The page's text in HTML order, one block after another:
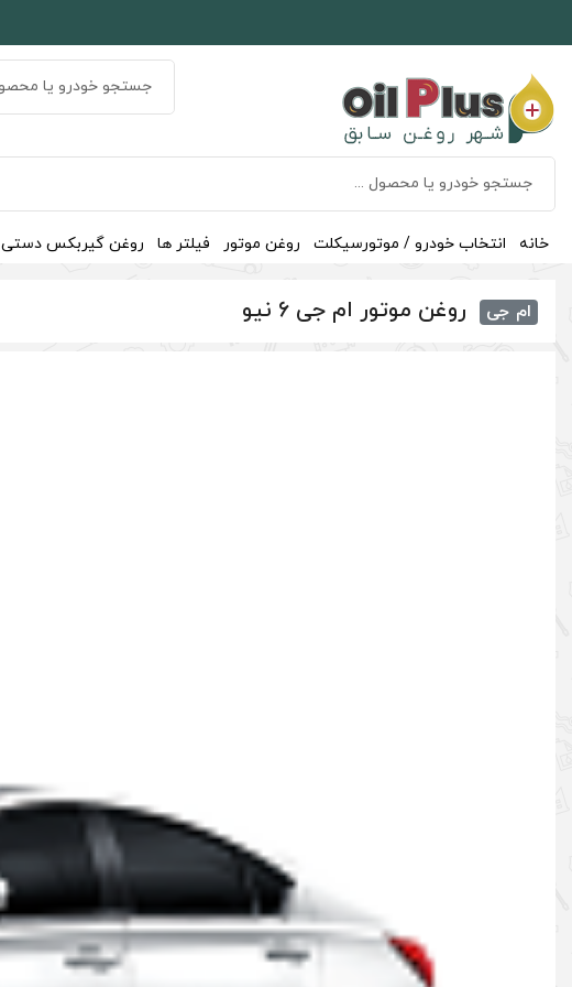
خانه انتخاب خودرو / موتورسیکلت روغن موتور فیلتر ها روغن گیربکس دستی
ام جی روغن موتور ام جی 6 نیو